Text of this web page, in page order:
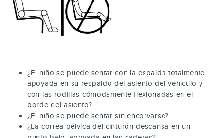
¿El niño se puede sentar con la espalda totalmente
apoyada en su respaldo del asiento del vehículo y
con las rodillas cómodamente flexionadas en el
borde del asiento?
¿El niño se puede sentar sin encorvarse?
¿La correa pélvica del cinturón descansa en un